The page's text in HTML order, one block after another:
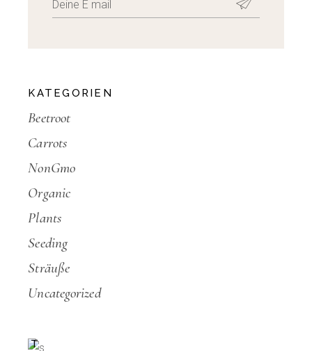
KATEGORIEN
Beetroot
Carrots
NonGmo
Organic
Plants
Seeding
Sträuße
Uncategorized
Special
T